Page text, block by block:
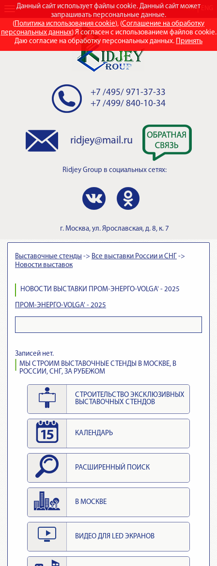
Данный сайт использует файлы cookie. Данный сайт может
запрашивать персональные данные.
(Политика использования cookie), (Соглашение на обработку
персональных данных) Я согласен с использованием файлов cookie.
Даю согласие на обработку персональных данных. Принять
RUS
+7 /495/ 971-37-33
+7 /499/ 840-10-34
ridjey@mail.ru
Ridjey Group в социальных сетях:
г. Москва, ул. Ярославская, д. 8, к. 7
Выставочные стенды -> Все выставки России и СНГ ->
Новости выставок
НОВОСТИ ВЫСТАВКИ ПРОМ-ЭНЕРГО-VOLGA' - 2025
ПРОМ-ЭНЕРГО-VOLGA' - 2025
Записей нет.
МЫ СТРОИМ ВЫСТАВОЧНЫЕ СТЕНДЫ В МОСКВЕ, В
РОССИИ, СНГ, ЗА РУБЕЖОМ
СТРОИТЕЛЬСТВО ЭКСКЛЮЗИВНЫХ
ВЫСТАВОЧНЫХ СТЕНДОВ
КАЛЕНДАРЬ
РАСШИРЕННЫЙ ПОИСК
В МОСКВЕ
ВИДЕО ДЛЯ LED ЭКРАНОВ